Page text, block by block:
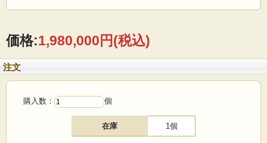
価格:1,980,000円(税込)
注文
購入数： 個
在庫 1個